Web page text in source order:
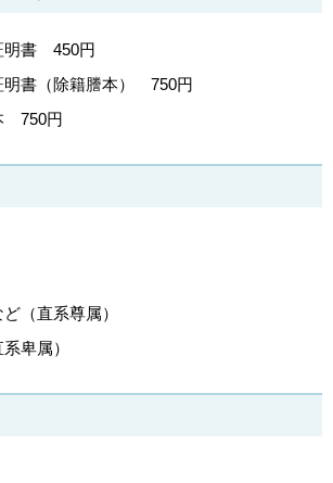
明書 450円
明書（除籍謄本） 750円
750円
（直系尊属）
卑属）